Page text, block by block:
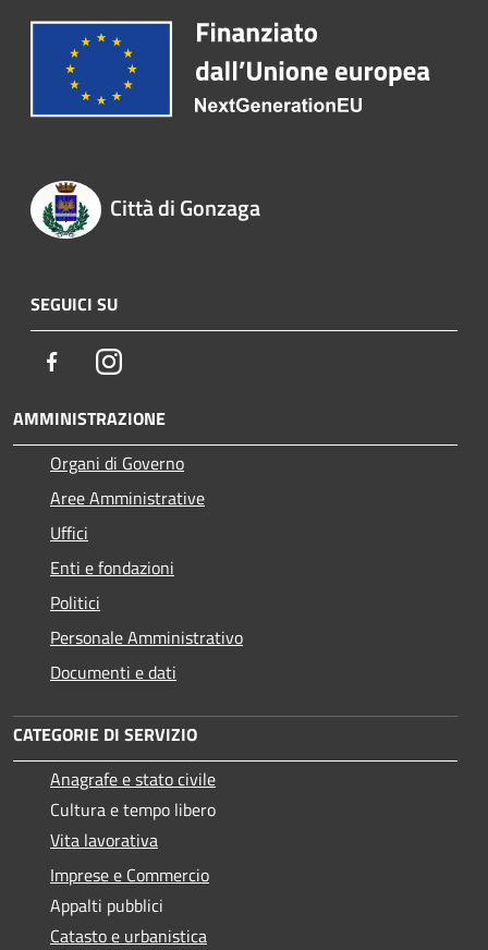
Città di Gonzaga
SEGUICI SU
FacebookInstagram
AMMINISTRAZIONE
Organi di Governo
Aree Amministrative
Uffici
Enti e fondazioni
Politici
Personale Amministrativo
Documenti e dati
CATEGORIE DI SERVIZIO
Anagrafe e stato civile
Cultura e tempo libero
Vita lavorativa
Imprese e Commercio
Appalti pubblici
Catasto e urbanistica